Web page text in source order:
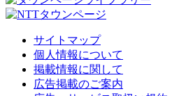
サイトマップ
個人情報について
掲載情報に関して
広告掲載のご案内